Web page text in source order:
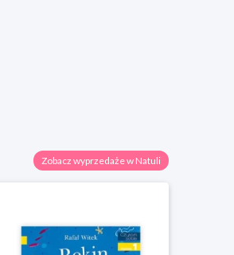
Zobacz wyprzedaże w Natuli